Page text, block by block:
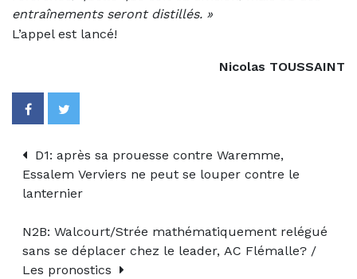
entraînements seront distillés. »
L’appel est lancé!
Nicolas TOUSSAINT
D1: après sa prouesse contre Waremme,
Essalem Verviers ne peut se louper contre le
lanternier
N2B: Walcourt/Strée mathématiquement relégué
sans se déplacer chez le leader, AC Flémalle? /
Les pronostics